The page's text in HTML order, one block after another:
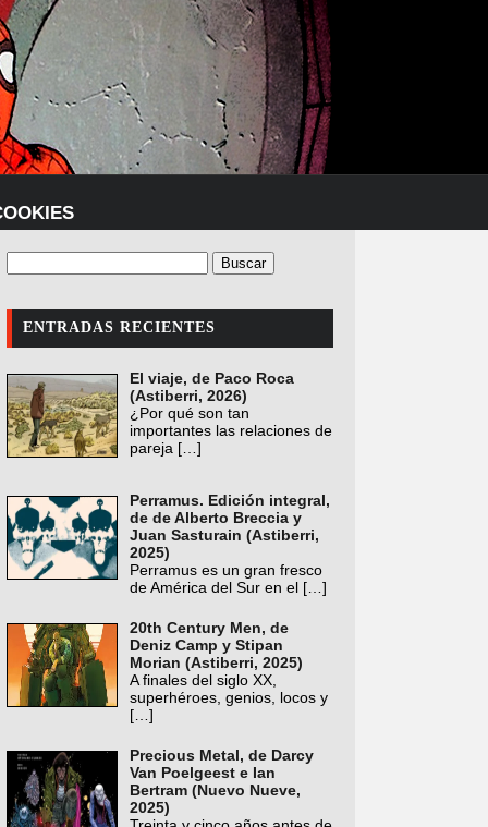
ENTRADAS RECIENTES
El viaje, de Paco Roca
(Astiberri, 2026)
¿Por qué son tan
importantes las relaciones de
pareja […]
Perramus. Edición integral,
de de Alberto Breccia y
Juan Sasturain (Astiberri,
2025)
Perramus es un gran fresco
de América del Sur en el […]
20th Century Men, de
Deniz Camp y Stipan
Morian (Astiberri, 2025)
A finales del siglo XX,
superhéroes, genios, locos y
[…]
Precious Metal, de Darcy
Van Poelgeest e Ian
Bertram (Nuevo Nueve,
2025)